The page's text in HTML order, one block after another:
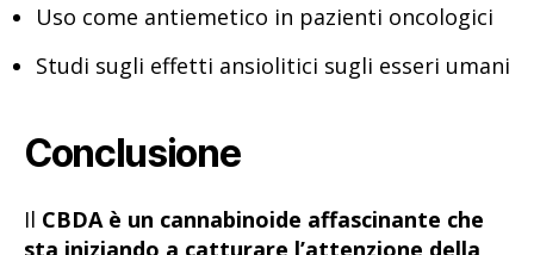
Uso come antiemetico in pazienti oncologici
Studi sugli effetti ansiolitici sugli esseri umani
Conclusione
Il CBDA è un cannabinoide affascinante che
sta iniziando a catturare l’attenzione della